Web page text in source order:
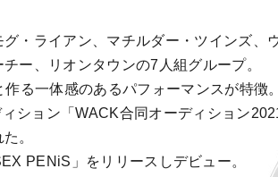
・ライアン、マチルダー・ツインズ、
ー、リオンタウンの7人組グループ。
る一体感のあるパフォーマンスが特徴。
ション「WACK合同オーディション
。
PENiS」をリリースしデビュー。